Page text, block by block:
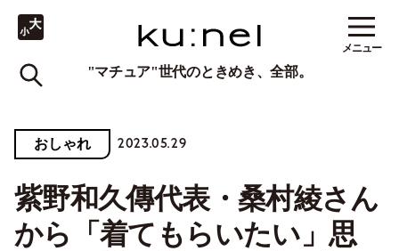
"マチュア"世代のときめき、全部。
メニュー
おしゃれ 2023.05.29
紫野和久傳代表・桑村綾さん
から「着てもらいたい」思